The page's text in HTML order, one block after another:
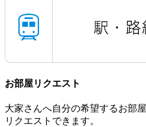
お部屋リクエスト
大家さんへ自分の希望するお部
リクエストできます。